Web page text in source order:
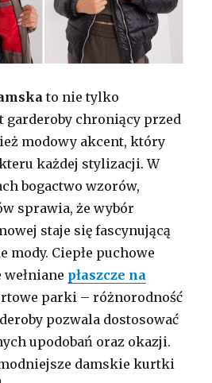
to nie tylko
garderoby chroniący przed
modowy akcent, który
każdej stylizacji. W
bogactwo wzorów,
sprawia, że wybór
staje się fascynującą
mody. Ciepłe puchowe
płaszcze na
parki – różnorodność
pozwala dostosować
upodobań oraz okazji.
damskie kurtki